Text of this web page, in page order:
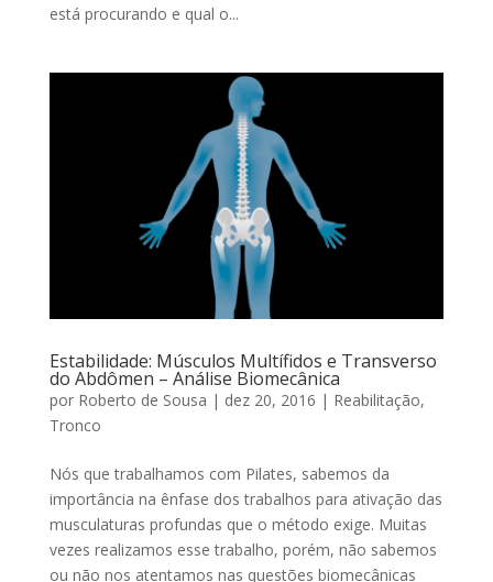
está procurando e qual o...
Estabilidade: Músculos Multífidos e Transverso
do Abdômen – Análise Biomecânica
por Roberto de Sousa | dez 20, 2016 | Reabilitação,
Tronco
Nós que trabalhamos com Pilates, sabemos da
importância na ênfase dos trabalhos para ativação das
musculaturas profundas que o método exige. Muitas
vezes realizamos esse trabalho, porém, não sabemos
ou não nos atentamos nas questões biomecânicas